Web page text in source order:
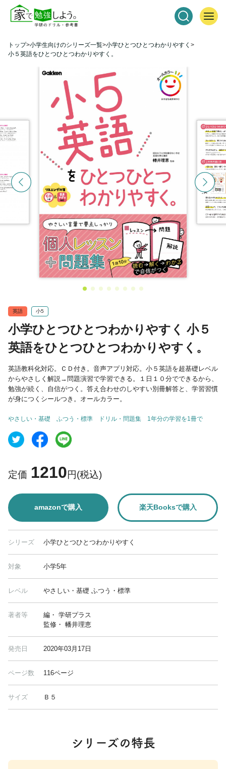
トップ 小学生向けのシリーズ一覧 小学ひとつひとつわかりやすく
小５英語をひとつひとつわかりやすく。
英語 小5
小学ひとつひとつわかりやすく 小５
英語をひとつひとつわかりやすく。
英語教科化対応。ＣＤ付き。音声アプリ対応。小５英語を超基礎レベル
からやさしく解説→問題演習で学習できる。１日１０分でできるから、
勉強が続く、自信がつく。答え合わせのしやすい別冊解答と、学習習慣
が身につくシールつき。オールカラー。
やさしい・基礎 ふつう・標準 ドリル・問題集 1年分の学習を1冊で
定価 1210円(税込)
amazonで購入 楽天Booksで購入
シリーズ 小学ひとつひとつわかりやすく
対象 小学5年
レベル やさしい・基礎 ふつう・標準
著者等
編・ 学研プラス
監修・ 幡井理恵
発売日 2020年03月17日
ページ数 116ページ
サイズ Ｂ５
シリーズの特長